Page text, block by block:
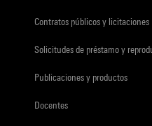
Contratos públicos y licitaciones
Solicitudes de préstamo y
Publicaciones y productos
Docentes